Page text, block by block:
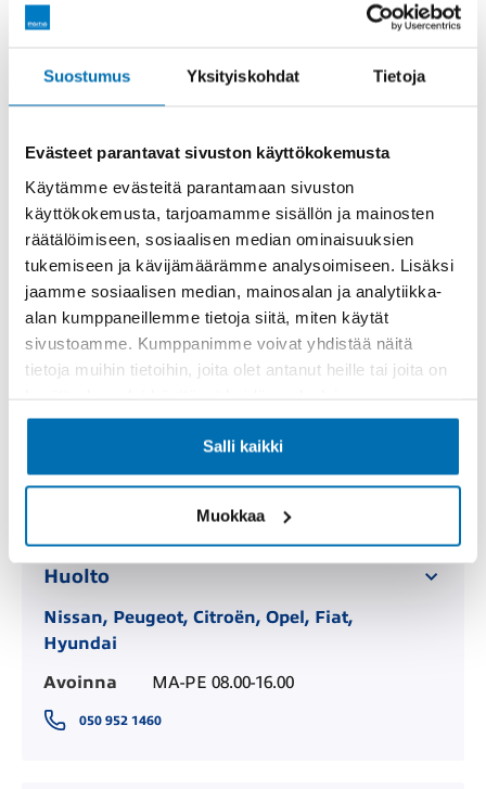
Suostumus Yksityiskohdat Tietoja
Evästeet parantavat sivuston käyttökokemusta
Käytämme evästeitä parantamaan sivuston
käyttökokemusta, tarjoamamme sisällön ja mainosten
räätälöimiseen, sosiaalisen median ominaisuuksien
tukemiseen ja kävijämäärämme analysoimiseen. Lisäksi
jaamme sosiaalisen median, mainosalan ja analytiikka-
alan kumppaneillemme tietoja siitä, miten käytät
sivustoamme. Kumppanimme voivat yhdistää näitä
tietoja muihin tietoihin, joita olet antanut heille tai joita on
Salli kaikki
Muokkaa
Vaihtoautot
Avoinna
MA-PE 08.30-17.00
050 952 1440
Huolto
Volkswagen, Audi, Seat, CUPRA
Audi CEM-tulokset
Huolto
Nissan, Peugeot, Citroën, Opel, Fiat,
Hyundai
Avoinna
MA-PE 08.00-16.00
050 952 1460